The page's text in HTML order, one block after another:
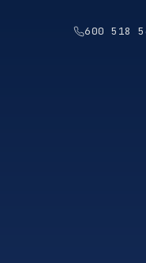
600 518